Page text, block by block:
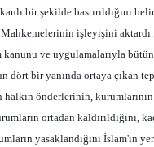
bir şekilde bastırıldığını
işleyişini
ve uygulamalarıyla
dört bir yanında ortaya çıkan
halkın önderlerinin,
ortadan kaldırıldığını,
yasaklandığını